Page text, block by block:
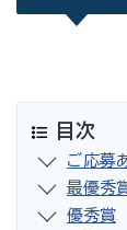
目次
ご応募
最優秀
優秀賞